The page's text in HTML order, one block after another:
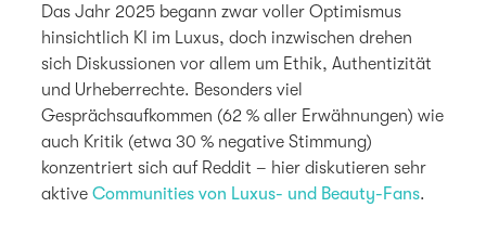
Das Jahr 2025 begann zwar voller Optimismus
hinsichtlich KI im Luxus, doch inzwischen drehen
sich Diskussionen vor allem um Ethik, Authentizität
und Urheberrechte. Besonders viel
Gesprächsaufkommen (62 % aller Erwähnungen) wie
auch Kritik (etwa 30 % negative Stimmung)
konzentriert sich auf Reddit – hier diskutieren sehr
aktiveCommunities von Luxus- und Beauty-Fans.